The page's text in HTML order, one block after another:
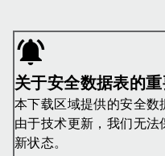
关于安全数据表的
本下载区域提供的安全数
由于技术更新，我们无
新状态。